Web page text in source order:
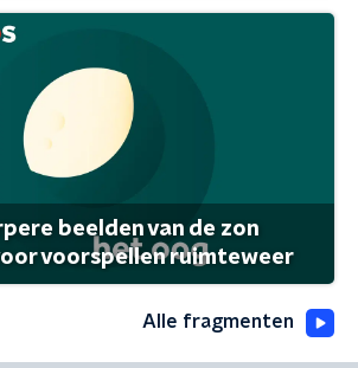
beelden van de zon
voorspellen ruimteweer
Alle fragmenten